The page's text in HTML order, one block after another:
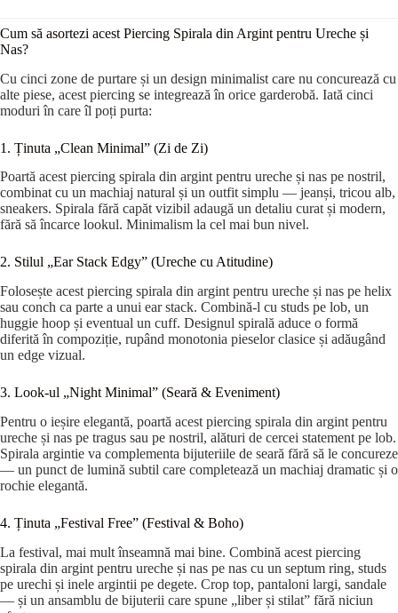
Cum să asortezi acest Piercing Spirala din Argint pentru Ureche și
Nas?
Cu cinci zone de purtare și un design minimalist care nu concurează cu
alte piese, acest piercing se integrează în orice garderobă. Iată cinci
moduri în care îl poți purta:
1. Ținuta „Clean Minimal” (Zi de Zi)
Poartă acest piercing spirala din argint pentru ureche și nas pe nostril,
combinat cu un machiaj natural și un outfit simplu — jeanși, tricou alb,
sneakers. Spirala fără capăt vizibil adaugă un detaliu curat și modern,
fără să încarce lookul. Minimalism la cel mai bun nivel.
2. Stilul „Ear Stack Edgy” (Ureche cu Atitudine)
Folosește acest piercing spirala din argint pentru ureche și nas pe helix
sau conch ca parte a unui ear stack. Combină-l cu studs pe lob, un
huggie hoop și eventual un cuff. Designul spirală aduce o formă
diferită în compoziție, rupând monotonia pieselor clasice și adăugând
un edge vizual.
3. Look-ul „Night Minimal” (Seară & Eveniment)
Pentru o ieșire elegantă, poartă acest piercing spirala din argint pentru
ureche și nas pe tragus sau pe nostril, alături de cercei statement pe lob.
Spirala argintie va complementa bijuteriile de seară fără să le concureze
— un punct de lumină subtil care completează un machiaj dramatic și o
rochie elegantă.
4. Ținuta „Festival Free” (Festival & Boho)
La festival, mai mult înseamnă mai bine. Combină acest piercing
spirala din argint pentru ureche și nas pe nas cu un septum ring, studs
pe urechi și inele argintii pe degete. Crop top, pantaloni largi, sandale
— și un ansamblu de bijuterii care spune „liber și stilat” fără niciun